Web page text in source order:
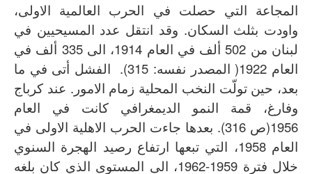
المجاعة التي حصلت في الحرب العالمية الاولى،
واودت بثلث السكان. وقد انتقل عدد المسيحيين في
لبنان من 502 ألف في العام 1914، الى 335 ألف في
العام 1922( المصدر نفسه: 315). الفشل أتى في ما
بعد، حين تولّت النخب المحلية زمام الامور. عند كرباج
وفارغ، قمة النمو الديمغرافي كانت في العام
1956(ص 316). بعدها جاءت الحرب الاهلية الاولى في
العام 1958، التي تبعها ارتفاع رصيد الهجرة السنوي
خلال فترة 1959-1962، الى المستوى الذي كان بلغه